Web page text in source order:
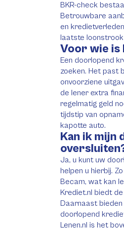
BKR-check
Betrouwbare
en
laatste loonstrook
Voor wie
Een doorlopend
zoeken. Het past
onvoorziene
de lener extra
regelmatig geld
tijdstip van
kapotte auto.
Kan ik mijn
Ja, u kunt uw
helpen u hierbij.
Becam, wat kan
Krediet.nl biedt
Daarnaast
doorlopend
Lenen.nl is het